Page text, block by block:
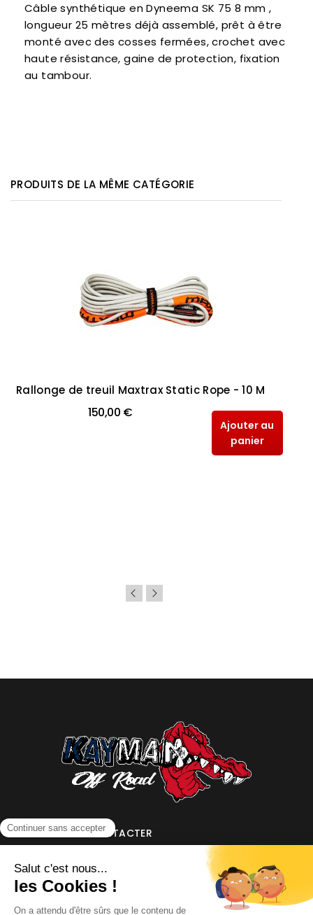
Câble synthétique en Dyneema SK 75 8 mm ,
longueur 25 mètres déjà assemblé, prêt à être
monté avec des cosses fermées, crochet avec
haute résistance, gaine de protection, fixation
au tambour.
PRODUITS DE LA MÊME CATÉGORIE
Rallonge de treuil Maxtrax Static Rope - 10 M
150,00 €
Ajouter au
panier
NOUS CONTACTER
INFORMATIONS